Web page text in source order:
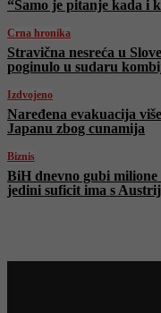
“Samo je pitanje kada i
Crna hronika
Stravična nesreća u
poginulo u sudaru
Izdvojeno
Naređena evakuacija
Japanu zbog cunamija
Biznis
BiH dnevno gubi milione
jedini suficit ima s